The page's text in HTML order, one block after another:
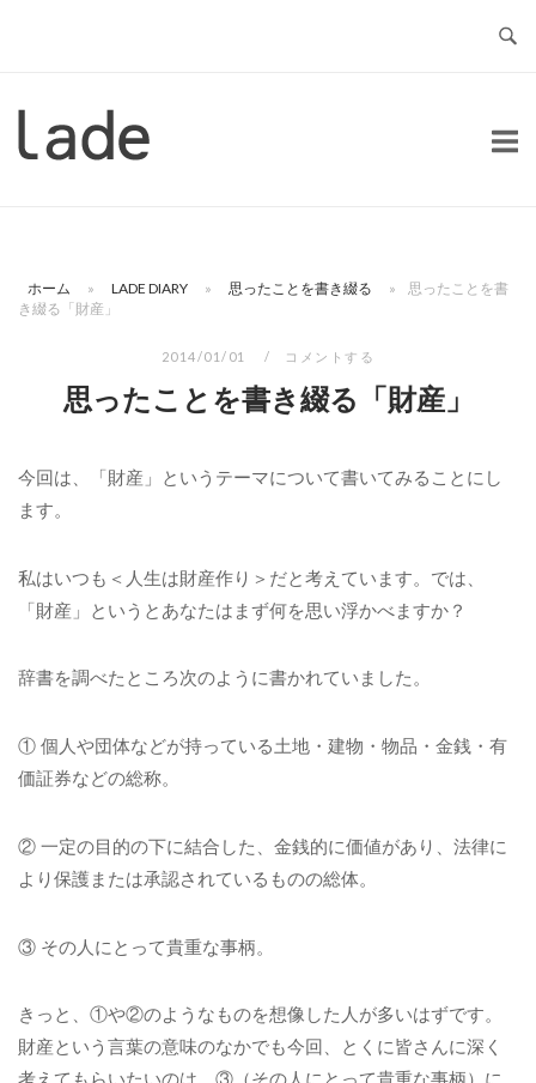
ー
ホーム » LADE DIARY » 思ったことを書き綴る »
思ったことを書
き綴る「財産」
2014/01/01 コメントする
思ったことを書き綴る「財産」
今回は、「財産」というテーマについて書いてみることにし
ます。
私はいつも＜人生は財産作り＞だと考えています。では、
「財産」というとあなたはまず何を思い浮かべますか？
辞書を調べたところ次のように書かれていました。
① 個人や団体などが持っている土地・建物・物品・金銭・有
価証券などの総称。
② 一定の目的の下に結合した、金銭的に価値があり、法律に
より保護または承認されているものの総体。
③ その人にとって貴重な事柄。
きっと、①や②のようなものを想像した人が多いはずです。
財産という言葉の意味のなかでも今回、とくに皆さんに深く